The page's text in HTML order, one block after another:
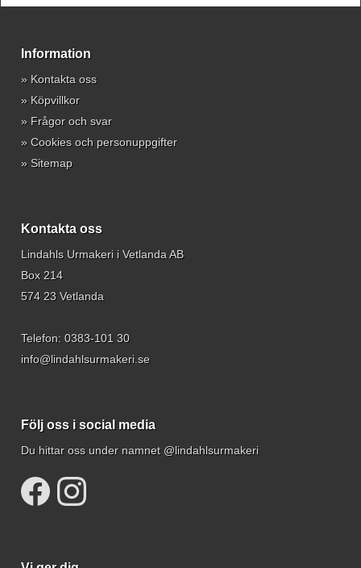
Information
» Kontakta oss
» Köpvillkor
» Frågor och svar
» Cookies och personuppgifter
» Sitemap
Kontakta oss
Lindahls Urmakeri i Vetlanda AB
Box 214
574 23 Vetlanda
Telefon: 0383-101 30
info@lindahlsurmakeri.se
Följ oss i social media
Du hittar oss under namnet @lindahlsurmakeri